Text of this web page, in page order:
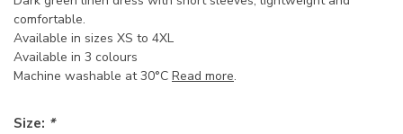
comfortable.
Available in sizes XS to 4XL
Available in 3 colours
Machine washable at 30°C Read more.
Size: *